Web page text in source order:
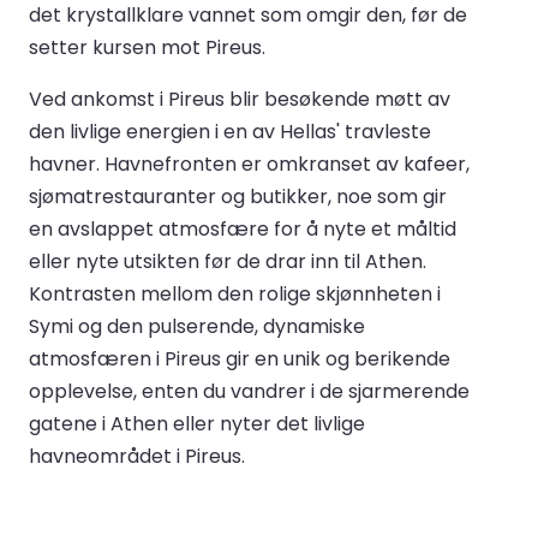
det krystallklare vannet som omgir den, før de
setter kursen mot Pireus.
Ved ankomst i Pireus blir besøkende møtt av
den livlige energien i en av Hellas' travleste
havner. Havnefronten er omkranset av kafeer,
sjømatrestauranter og butikker, noe som gir
en avslappet atmosfære for å nyte et måltid
eller nyte utsikten før de drar inn til Athen.
Kontrasten mellom den rolige skjønnheten i
Symi og den pulserende, dynamiske
atmosfæren i Pireus gir en unik og berikende
opplevelse, enten du vandrer i de sjarmerende
gatene i Athen eller nyter det livlige
havneområdet i Pireus.